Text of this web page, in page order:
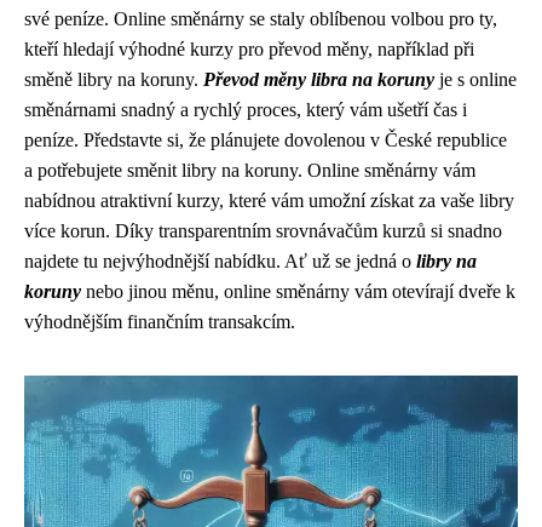
své peníze. Online směnárny se staly oblíbenou volbou pro ty,
kteří hledají výhodné kurzy pro převod měny, například při
směně libry na koruny. Převod měny libra na koruny je s online
směnárnami snadný a rychlý proces, který vám ušetří čas i
peníze. Představte si, že plánujete dovolenou v České republice
a potřebujete směnit libry na koruny. Online směnárny vám
nabídnou atraktivní kurzy, které vám umožní získat za vaše libry
více korun. Díky transparentním srovnávačům kurzů si snadno
najdete tu nejvýhodnější nabídku. Ať už se jedná o libry na
koruny nebo jinou měnu, online směnárny vám otevírají dveře k
výhodnějším finančním transakcím.